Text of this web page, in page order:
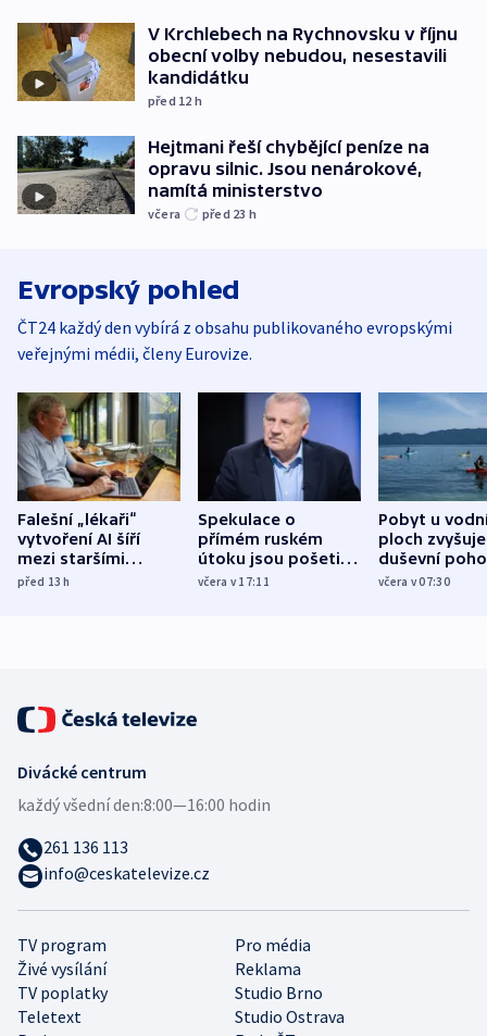
V Krchlebech na Rychnovsku v říjnu
obecní volby nebudou, nesestavili
kandidátku
před 12 h
Hejtmani řeší chybějící peníze na
opravu silnic. Jsou nenárokové,
namítá ministerstvo
včera před 23 h
Evropský pohled
ČT24 každý den vybírá z obsahu publikovaného evropskými
veřejnými médii, členy Eurovize.
Falešní „lékaři“
vytvoření AI šíří
mezi staršími
Poláky nebezpečné
před 13h
Spekulace o
přímém ruském
útoku jsou pošetilé,
míní estonský
včera v 17:11
Pobyt u
ploch zvyšuje
duševní
ukázala
včera v 07:30
TV program
Pro média
Živé vysílání
Reklama
TV poplatky
Studio Brno
Teletext
Studio Ostrava
Divácké centrum
každý všední den:8:00—16:00 hodin
261 136 113
info@ceskatelevize.cz